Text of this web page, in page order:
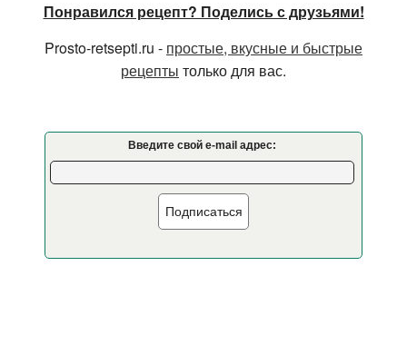
Понравился рецепт? Поделись с друзьями!
Prosto-retsepti.ru - простые, вкусные и быстрые
рецепты только для вас.
Введите свой e-mail адрес:
Подписаться